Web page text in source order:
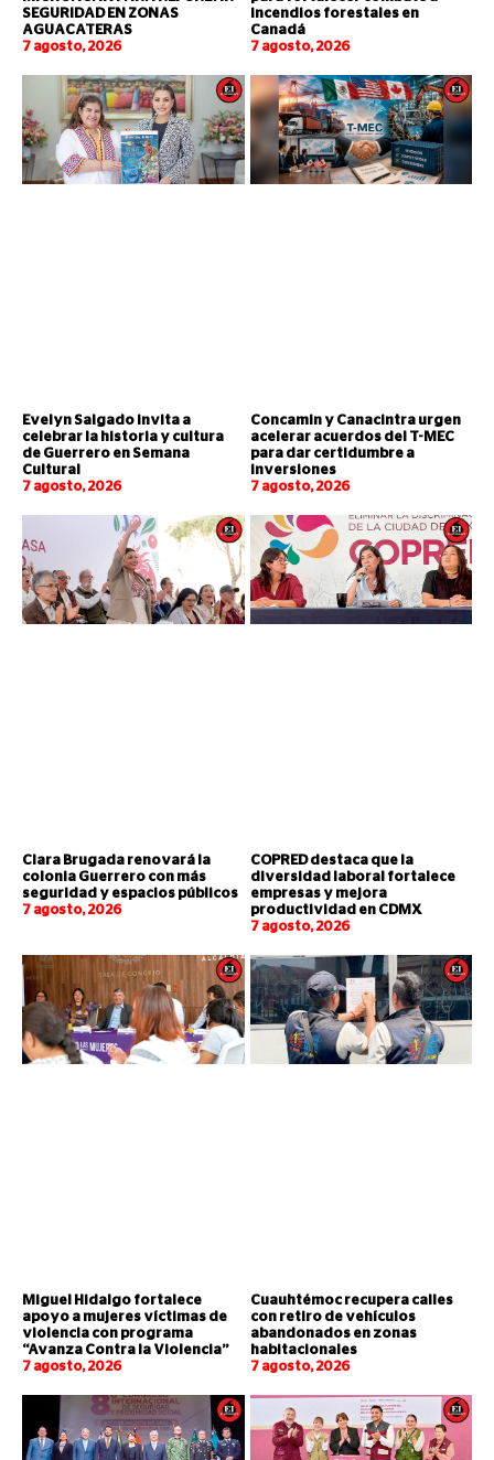
SEGURIDAD EN ZONAS
AGUACATERAS
7 agosto, 2026
incendios forestales en
Canadá
7 agosto, 2026
Evelyn Salgado invita a
celebrar la historia y cultura
de Guerrero en Semana
Cultural
7 agosto, 2026
Concamin y Canacintra urgen
acelerar acuerdos del T-MEC
para dar certidumbre a
inversiones
7 agosto, 2026
Clara Brugada renovará la
colonia Guerrero con más
seguridad y espacios públicos
7 agosto, 2026
COPRED destaca que la
diversidad laboral fortalece
empresas y mejora
productividad en CDMX
7 agosto, 2026
Miguel Hidalgo fortalece
apoyo a mujeres víctimas de
violencia con programa
“Avanza Contra la Violencia”
7 agosto, 2026
Cuauhtémoc recupera calles
con retiro de vehículos
abandonados en zonas
habitacionales
7 agosto, 2026